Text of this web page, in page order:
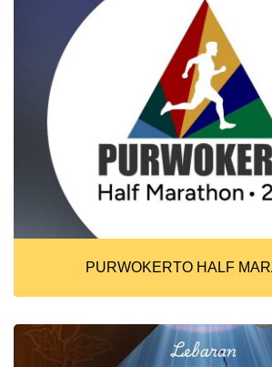
PURWOKERTO HALF